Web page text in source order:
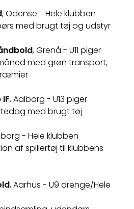
, Odense - Hele klubben
med brugt tøj og udstyr
, Grenå - U11 piger
med grøn transport,
, Aalborg - U13 piger
med brugt tøj
- Hele klubben
af spillertøj til klubbens
, Aarhus - U9 drenge/Hele